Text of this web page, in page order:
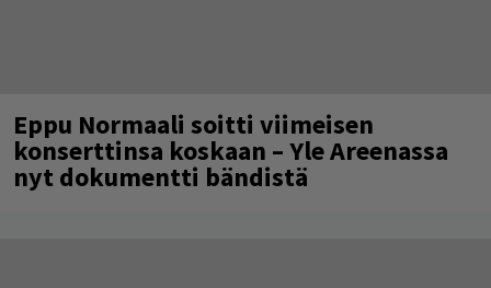
Eppu Normaali soitti viimeisen
konserttinsa koskaan – Yle Areenassa
nyt dokumentti bändistä